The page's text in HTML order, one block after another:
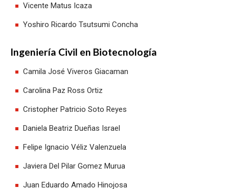
Vicente Matus Icaza
Yoshiro Ricardo Tsutsumi Concha
Ingeniería Civil en Biotecnología
Camila José Viveros Giacaman
Carolina Paz Ross Ortiz
Cristopher Patricio Soto Reyes
Daniela Beatriz Dueñas Israel
Felipe Ignacio Véliz Valenzuela
Javiera Del Pilar Gomez Murua
Juan Eduardo Amado Hinojosa